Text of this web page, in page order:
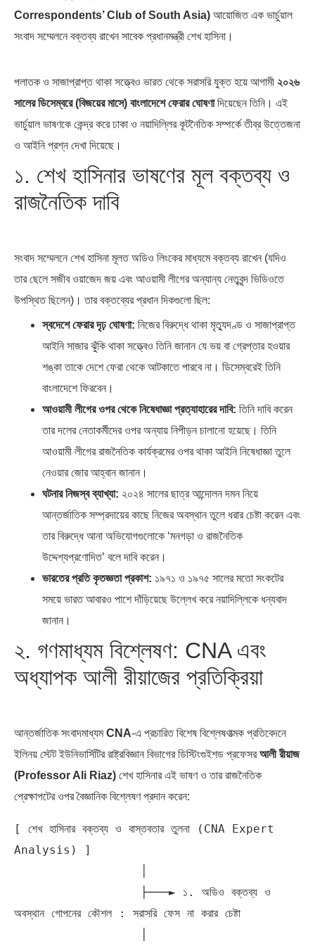
পৃথিবীতে বর্তমানে মোট দেশের সংখ্যা…
এশিয়ান সেঞ্চুরির দ্বৈরথ: চীন-ভারতের
বৈশ্বিক…
Correspondents’ Club of South Asia) আয়োজিত এক ভার্চুয়াল
সংবাদ সম্মেলনে বক্তব্য রাখেন সাবেক প্রধানমন্ত্রী শেখ হাসিনা।
পলাতক ও সাজাপ্রাপ্ত থাকা সত্ত্বেও ভারত থেকে সরাসরি যুক্ত হয়ে আগামী ২০২৬
সালের ডিসেম্বরে (বিজয়ের মাসে) বাংলাদেশে ফেরার ঘোষণাদিয়েছেন তিনি। এই
ভার্চুয়াল ভাষণকে কেন্দ্র করে ঢাকা ও নয়াদিল্লির কূটনৈতিক সম্পর্কে তীব্র উত্তেজনা
ও আইনি প্রশ্ন দেখা দিয়েছে।
১. শেখ হাসিনার ভাষণের মূল বক্তব্য ও
রাজনৈতিক দাবি
সংবাদ সম্মেলনে শেখ হাসিনা মূলত অডিও লিংকের মাধ্যমে বক্তব্য রাখেন (যদিও
তার ছেলে সজীব ওয়াজেদ জয় এবং আওয়ামী লীগের অন্যান্য নেতৃবৃন্দ ভিডিওতে
উপস্থিত ছিলেন)। তার বক্তব্যের প্রধান দিকগুলো ছিল:
স্বদেশে ফেরার দৃঢ় ঘোষণা: নিজের বিরুদ্ধে থাকা মৃত্যুদণ্ড ও সাজাপ্রাপ্ত
আইনি সাজার ঝুঁকি থাকা সত্ত্বেও তিনি জানান যে ভয় বা গ্রেপ্তার হওয়ার
শঙ্কা তাকে দেশে ফেরা থেকে আটকাতে পারবে না। ডিসেম্বরেই তিনি
বাংলাদেশে ফিরবেন।
আওয়ামী লীগের ওপর থেকে নিষেধাজ্ঞা প্রত্যাহারের দাবি: তিনি দাবি করেন
তার দলের নেতাকর্মীদের ওপর অন্যায় নিপীড়ন চালানো হয়েছে। তিনি
আওয়ামী লীগের রাজনৈতিক কার্যক্রমের ওপর থাকা আইনি নিষেধাজ্ঞা তুলে
নেওয়ার জোর আহ্বান জানান।
ঘটনার নিজস্ব ব্যাখ্যা: ২০২৪ সালের ছাত্র আন্দোলন দমন নিয়ে
আন্তর্জাতিক সম্প্রদায়ের কাছে নিজের অবস্থান তুলে ধরার চেষ্টা করেন এবং
তার বিরুদ্ধে আনা অভিযোগগুলোকে ‘মনগড়া ও রাজনৈতিক
উদ্দেশ্যপ্রণোদিত’ বলে দাবি করেন।
ভারতের প্রতি কৃতজ্ঞতা প্রকাশ: ১৯৭১ ও ১৯৭৫ সালের মতো সংকটের
সময়ে ভারত আবারও পাশে দাঁড়িয়েছে উল্লেখ করে নয়াদিল্লিকে ধন্যবাদ
জানান।
২. গণমাধ্যম বিশ্লেষণ: CNA এবং
অধ্যাপক আলী রীয়াজের প্রতিক্রিয়া
আন্তর্জাতিক সংবাদমাধ্যমCNA-এ প্রচারিত বিশেষ বিশ্লেষণাত্মক প্রতিবেদনে
ইলিনয় স্টেট ইউনিভার্সিটির রাষ্ট্রবিজ্ঞান বিভাগের ডিস্টিংগুইশড প্রফেসরআলী রীয়াজ
(Professor Ali Riaz) শেখ হাসিনার এই ভাষণ ও তার রাজনৈতিক
প্রেক্ষাপটের ওপর বৈজ্ঞানিক বিশ্লেষণ প্রদান করেন:
[ শেখ হাসিনার বক্তব্য ও বাস্তবতার তুলনা (CNA Expert
Analysis) ]
অবস্থান গোপনের কৌশল : সরাসরি ফেস না করার চেষ্টা